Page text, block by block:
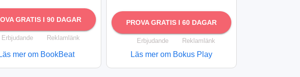
GRATIS I 90 DAGAR
Erbjudande Reklamlänk
Läs mer om BookBeat
PROVA GRATIS I 60 DAGAR
Erbjudande Reklamlänk
Läs mer om Bokus Play